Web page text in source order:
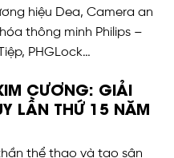
hiệu Dea, Camera an
thông minh Philips –
PHGLock…
CƯƠNG: GIẢI
LẦN THỨ 15 NĂM
thể thao và tạo sân